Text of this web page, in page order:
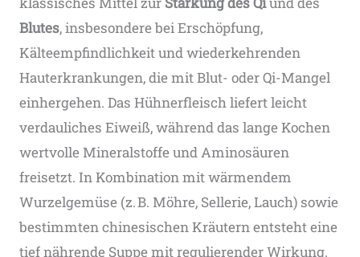
Blutes, insbesondere bei Erschöpfung,
Kälteempfindlichkeit und wiederkehrenden
Hauterkrankungen, die mit Blut- oder Qi-Mangel
einhergehen. Das Hühnerfleisch liefert leicht
verdauliches Eiweiß, während das lange Kochen
wertvolle Mineralstoffe und Aminosäuren
freisetzt. In Kombination mit wärmendem
Wurzelgemüse (z. B. Möhre, Sellerie, Lauch) sowie
bestimmten chinesischen Kräutern entsteht eine
tief nährende Suppe mit regulierender Wirkung.